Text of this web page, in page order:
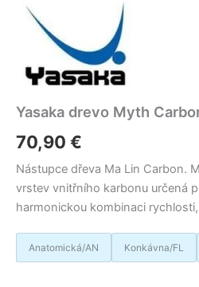
Yasaka drevo Myth
70,90 €
Nástupce dřeva Ma Lin Carbon.
vrstev vnitřního karbonu určená
harmonickou kombinaci
Anatomická/AN Konkávna/FL